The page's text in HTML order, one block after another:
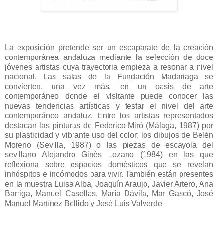
La exposición pretende ser un escaparate de la creación
contemporánea andaluza mediante la selección de doce
jóvenes artistas cuya trayectoria empieza a resonar a nivel
nacional. Las salas de la Fundación Madariaga se
convierten, una vez más, en un oasis de arte
contemporáneo donde el visitante puede conocer las
nuevas tendencias artísticas y testar el nivel del arte
contemporáneo andaluz. Entre los artistas representados
destacan las pinturas de Federico Miró (Málaga, 1987) por
su plasticidad y vibrante uso del color; los dibujos de Belén
Moreno (Sevilla, 1987) o las piezas de escayola del
sevillano Alejandro Ginés Lozano (1984) en las que
reflexiona sobre espacios domésticos que se revelan
inhóspitos e incómodos para vivir. También están presentes
en la muestra Luisa Alba, Joaquín Araujo, Javier Artero, Ana
Barriga, Manuel Casellas, María Dávila, Mar Gascó, José
Manuel Martínez Bellido y José Luis Valverde.